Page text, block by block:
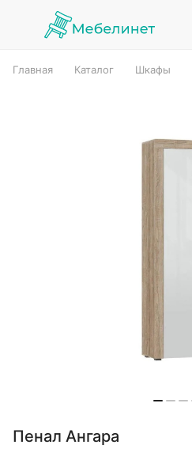
Главная Каталог Шкафы
Пенал Ангара